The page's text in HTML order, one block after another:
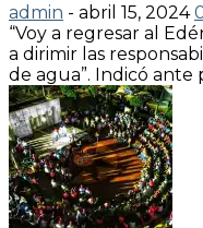
admin - abril 15, 2024
“Voy a regresar al
a dirimir las
de agua”. Indicó ante